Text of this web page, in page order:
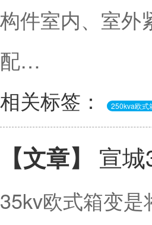
构件室内、室外
配…
相关标签：
250kva欧式
【文章】 宣
35kv欧式箱变